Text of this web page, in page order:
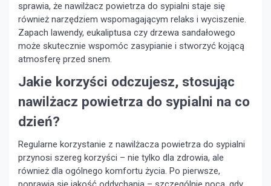
sprawia, że nawilżacz powietrza do sypialni staje się
również narzędziem wspomagającym relaks i wyciszenie.
Zapach lawendy, eukaliptusa czy drzewa sandałowego
może skutecznie wspomóc zasypianie i stworzyć kojącą
atmosferę przed snem.
Jakie korzyści odczujesz, stosując
nawilżacz powietrza do sypialni na co
dzień?
Regularne korzystanie z nawilżacza powietrza do sypialni
przynosi szereg korzyści – nie tylko dla zdrowia, ale
również dla ogólnego komfortu życia. Po pierwsze,